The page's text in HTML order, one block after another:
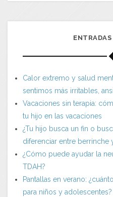
Calor extremo y salud
sentimos más irritables,
Vacaciones sin terapia:
tu hijo en las vacaciones
¿Tu hijo busca un fin o
diferenciar entre berrinche
¿Cómo puede ayudar la
TDAH?
Pantallas en verano:
para niños y adolescentes?